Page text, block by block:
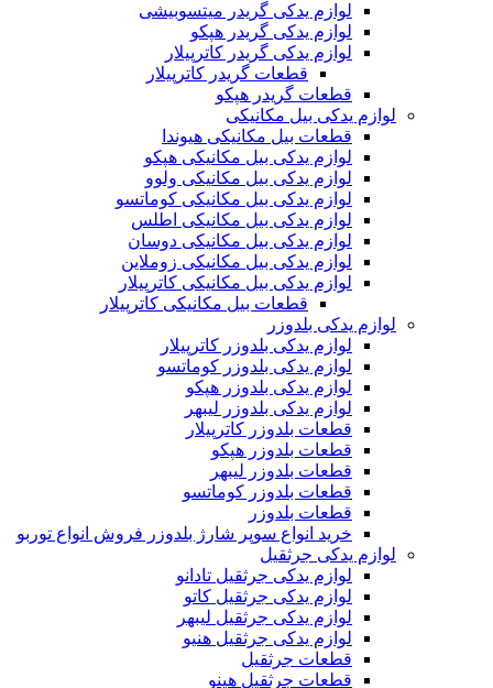
لوازم یدکی گریدر میتسوبیشی
لوازم یدکی گریدر هپکو
لوازم یدکی گریدر کاترپیلار
قطعات گریدر کاترپیلار
قطعات گریدر هپکو
لوازم یدکی بیل مکانیکی
قطعات بیل مکانیکی هیوندا
لوازم یدکی بیل مکانیکی هپکو
لوازم یدکی بیل مکانیکی ولوو
لوازم یدکی بیل مکانیکی کوماتسو
لوازم یدکی بیل مکانیکی اطلس
لوازم یدکی بیل مکانیکی دوسان
لوازم یدکی بیل مکانیکی زوملاین
لوازم یدکی بیل مکانیکی کاترپیلار
قطعات بیل مکانیکی کاترپیلار
لوازم یدکی بلدوزر
لوازم یدکی بلدوزر کاترپیلار
لوازم یدکی بلدوزر کوماتسو
لوازم یدکی بلدوزر هپکو
لوازم یدکی بلدوزر لیبهر
قطعات بلدوزر کاترپیلار
قطعات بلدوزر هپکو
قطعات بلدوزر لیبهر
قطعات بلدوزر کوماتسو
قطعات بلدوزر
خرید انواع سوپر شارژ بلدوزر فروش انواع توربو
لوازم یدکی جرثقیل
لوازم یدکی جرثقیل تادانو
لوازم یدکی جرثقیل کاتو
لوازم یدکی جرثقیل لیبهر
لوازم یدکی جرثقیل هنیو
قطعات جرثقیل
قطعات جرثقیل هینو